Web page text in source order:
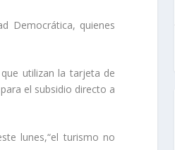
Democrática, quienes
utilizan la tarjeta de
el subsidio directo a
lunes,“el turismo no